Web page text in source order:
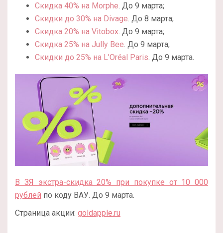
Скидка 40% на Morphe. До 9 марта;
Скидки до 30% на Divage. До 8 марта;
Скидка 20% на Vitobox. До 9 марта;
Скидка 25% на Jully Bee. До 9 марта;
Скидки до 25% на L’Oréal Paris. До 9 марта.
В ЗЯ экстра-скидка 20% при покупке от 10 000
рублей по коду ВАУ. До 9 марта.
Страница акции: goldapple.ru